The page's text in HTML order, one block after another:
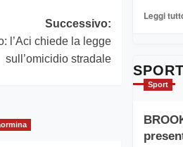
Successivo:
l’Aci chiede la legge
sull’omicidio stradale
Leggi
SPORT
Sport